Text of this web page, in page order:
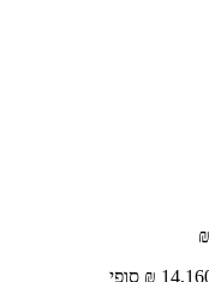
₪ סופי